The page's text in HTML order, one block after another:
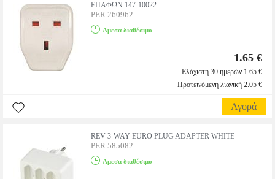
ΕΠΑΦΩΝ 147-10022
PER.260962
Αμεσα διαθέσιμο
1.65 €
Ελάχιστη 30 ημερών 1.65 €
Προτεινόμενη λιανική 2.05 €
Αγορά
REV 3-WAY EURO PLUG ADAPTER WHITE
PER.585082
Αμεσα διαθέσιμο